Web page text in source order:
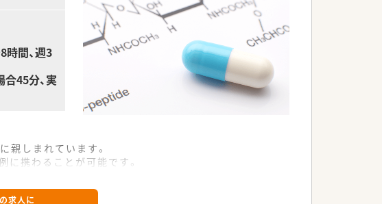
間、週3
45分、実
親しまれています。
携わることが可能です。
求人に